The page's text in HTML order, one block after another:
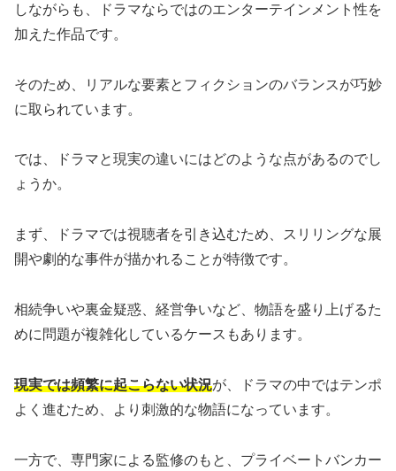
しながらも、ドラマならではのエンターテインメント性を
加えた作品です。
そのため、リアルな要素とフィクションのバランスが巧妙
に取られています。
では、ドラマと現実の違いにはどのような点があるのでし
ょうか。
まず、ドラマでは視聴者を引き込むため、スリリングな展
開や劇的な事件が描かれることが特徴です。
相続争いや裏金疑惑、経営争いなど、物語を盛り上げるた
めに問題が複雑化しているケースもあります。
現実では頻繁に起こらない状況が、ドラマの中ではテンポ
よく進むため、より刺激的な物語になっています。
一方で、専門家による監修のもと、プライベートバンカー